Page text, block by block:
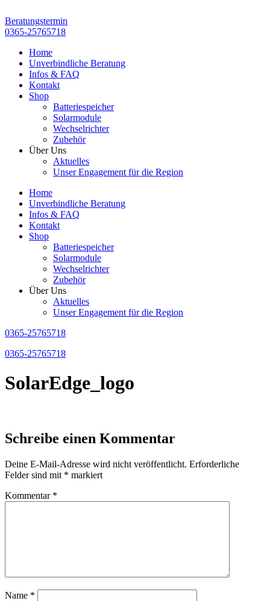
Inhalt
springen
Beratungstermin
0365-25765718
Home
Unverbindliche Beratung
Infos & FAQ
Kontakt
Shop
Batteriespeicher
Solarmodule
Wechselrichter
Zubehör
Über Uns
Aktuelles
Unser Engagement für die Region
Home
Unverbindliche Beratung
Infos & FAQ
Kontakt
Shop
Batteriespeicher
Solarmodule
Wechselrichter
Zubehör
Über Uns
Aktuelles
Unser Engagement für die Region
0365-25765718
0365-25765718
SolarEdge_logo
Schreibe einen Kommentar
Deine E-Mail-Adresse wird nicht veröffentlicht. Erforderliche
Felder sind mit * markiert
Kommentar *
Name *